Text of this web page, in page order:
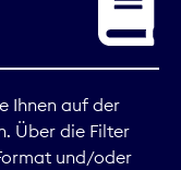
Ihnen auf der
Über die Filter
und/oder